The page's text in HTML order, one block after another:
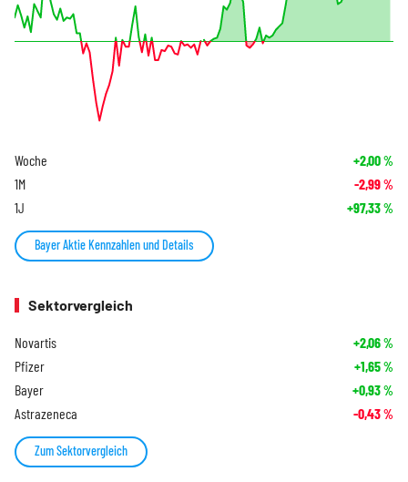
Woche +2,00%
1M -2,99%
1J +97,33%
Bayer Aktie Kennzahlen und Details
Sektorvergleich
Novartis +2,06%
Pfizer +1,65%
Bayer +0,93%
Astrazeneca -0,43%
Zum Sektorvergleich